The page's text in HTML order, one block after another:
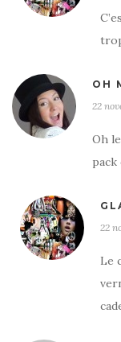
OH
22
Oh
pack
22
Le